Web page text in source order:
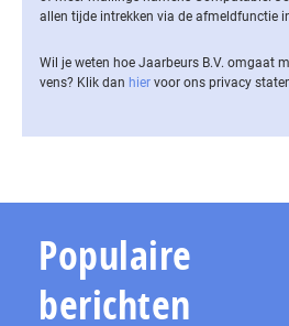
allen tijde intrekken via de af­meld­func­tie
Wil je weten hoe Jaarbeurs B.V. omgaat
vens? Klik dan hier voor ons privacy
Populaire
berichten